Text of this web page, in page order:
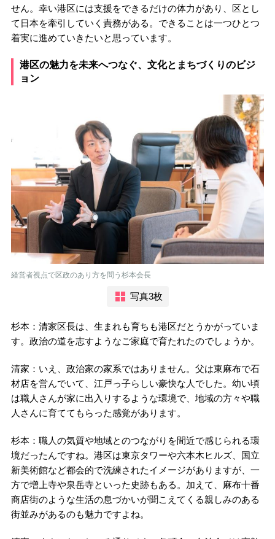
せん。幸い港区には支援をできるだけの体力があり、区とし
て日本を牽引していく責務がある。できることは一つひとつ
着実に進めていきたいと思っています。
港区の魅力を未来へつなぐ、文化とまちづくりのビジ
ョン
経営者視点で区政のあり方を問う杉本会長
写真3枚
杉本：清家区長は、生まれも育ちも港区だとうかがっていま
す。政治の道を志すようなご家庭で育たれたのでしょうか。
清家：いえ、政治家の家系ではありません。父は東麻布で石
材店を営んでいて、江戸っ子らしい豪快な人でした。幼い頃
は職人さんが家に出入りするような環境で、地域の方々や職
人さんに育ててもらった感覚があります。
杉本：職人の気質や地域とのつながりを間近で感じられる環
境だったんですね。港区は東京タワーや六本木ヒルズ、国立
新美術館など都会的で洗練されたイメージがありますが、一
方で増上寺や泉岳寺といった史跡もある。加えて、麻布十番
商店街のような生活の息づかいが聞こえてくる親しみのある
街並みがあるのも魅力ですよね。